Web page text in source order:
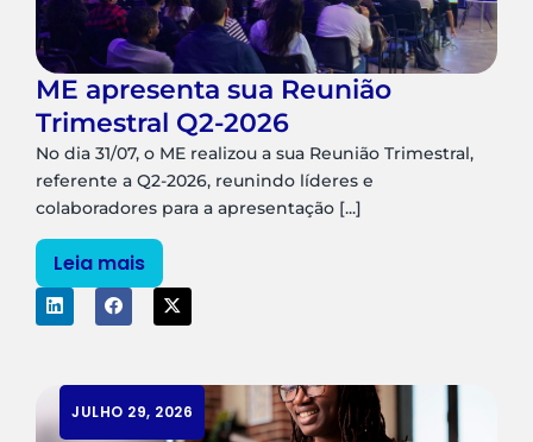
ME apresenta sua Reunião
Trimestral Q2-2026
No dia 31/07, o ME realizou a sua Reunião Trimestral,
referente a Q2-2026, reunindo líderes e
colaboradores para a apresentação [...]
Leia mais
JULHO 29, 2026